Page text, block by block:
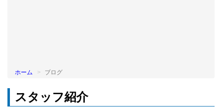
ホーム ブログ
スタッフ紹介